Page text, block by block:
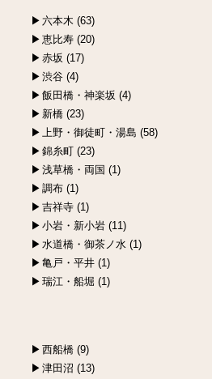
六本木 (63)
恵比寿 (20)
赤坂 (17)
渋谷 (4)
飯田橋・神楽坂 (4)
新橋 (23)
上野・御徒町・湯島 (58)
錦糸町 (23)
浅草橋・両国 (1)
調布 (1)
吉祥寺 (1)
小岩・新小岩 (11)
水道橋・御茶ノ水 (1)
亀戸・平井 (1)
瑞江・船堀 (1)
西船橋 (9)
津田沼 (13)